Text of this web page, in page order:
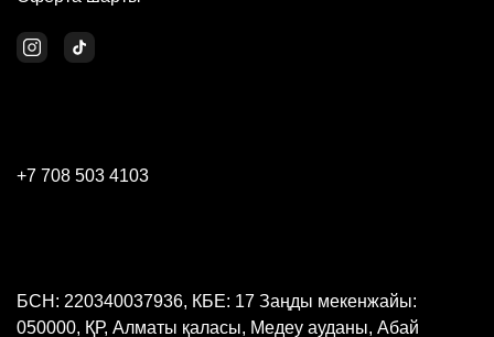
+7 708 503 4103
БСН: 220340037936, КБЕ: 17 Заңды мекенжайы:
050000, ҚР, Алматы қаласы, Медеу ауданы, Абай